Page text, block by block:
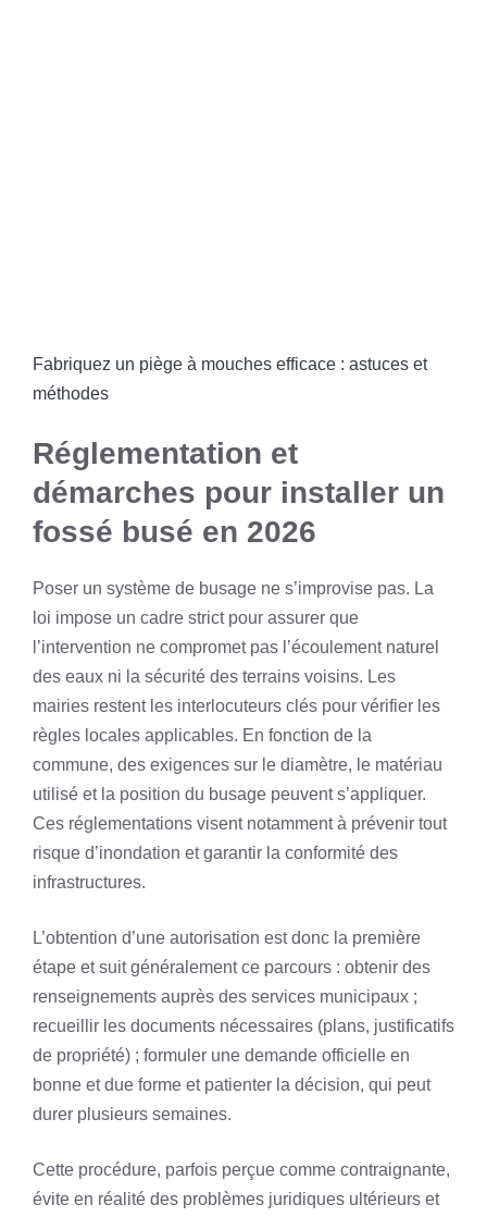
Fabriquez un piège à mouches efficace : astuces et
méthodes
Réglementation et
démarches pour installer un
fossé busé en 2026
Poser un système de busage ne s’improvise pas. La
loi impose un cadre strict pour assurer que
l’intervention ne compromet pas l’écoulement naturel
des eaux ni la sécurité des terrains voisins. Les
mairies restent les interlocuteurs clés pour vérifier les
règles locales applicables. En fonction de la
commune, des exigences sur le diamètre, le matériau
utilisé et la position du busage peuvent s’appliquer.
Ces réglementations visent notamment à prévenir tout
risque d’inondation et garantir la conformité des
infrastructures.
L’obtention d’une autorisation est donc la première
étape et suit généralement ce parcours : obtenir des
renseignements auprès des services municipaux ;
recueillir les documents nécessaires (plans, justificatifs
de propriété) ; formuler une demande officielle en
bonne et due forme et patienter la décision, qui peut
durer plusieurs semaines.
Cette procédure, parfois perçue comme contraignante,
évite en réalité des problèmes juridiques ultérieurs et